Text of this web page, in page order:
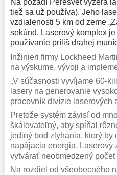
Na pozadí Peresvet vyzerá
tiež sa už používa). Jeho
vzdialenosti 5 km od zeme
sekúnd. Laserový komplex
používanie príliš drahej
Inžinieri firmy Lockheed
na výskume, vývoji a
„V súčasnosti vyvíjame 60-
lasery na generovanie
pracovník divízie laserových
Pretože systém závisí od
škálovateľný, aby spĺňal
jediný bod zlyhania, ktorý
napájacia energia. Laserový
vytvárať neobmedzený počet
Na rozdiel od všeobecného